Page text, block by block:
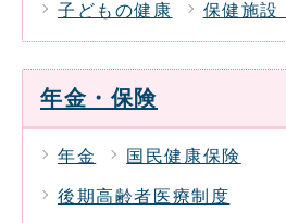
子どもの健康 保健施設
年金・保険
年金 国民健康保険
後期高齢者医療制度